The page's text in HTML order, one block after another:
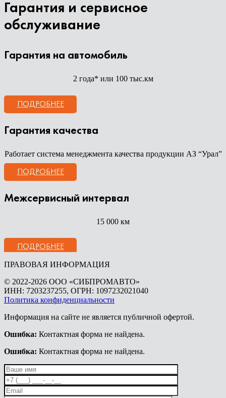
Гарантия и сервисное
обслуживание
Гарантия на автомобиль
2 года* или 100 тыс.км
ПОДРОБНЕЕ
Гарантия качества
Работает система менеджмента качества продукции АЗ “Урал”
ПОДРОБНЕЕ
Межсервисный интервал
15 000 км
ПОДРОБНЕЕ
ПРАВОВАЯ ИНФОРМАЦИЯ
© 2022-2026 ООО «СИБПРОМАВТО»
ИНН: 7203237255, ОГРН: 1097232021040
Политика конфиденциальности
Информация на сайте не является публичной офертой.
Ошибка: Контактная форма не найдена.
Ошибка: Контактная форма не найдена.